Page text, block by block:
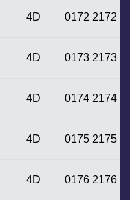
4D 0172 2172
4D 0173 2173
4D 0174 2174
4D 0175 2175
4D 0176 2176